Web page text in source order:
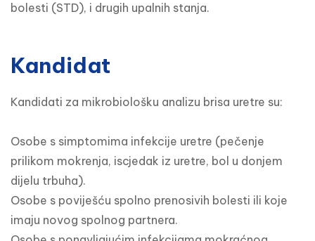
bolesti (STD), i drugih upalnih stanja.
Kandidat
Kandidati za mikrobiološku analizu brisa uretre su:
Osobe s simptomima infekcije uretre (pečenje
prilikom mokrenja, iscjedak iz uretre, bol u donjem
dijelu trbuha).
Osobe s poviješću spolno prenosivih bolesti ili koje
imaju novog spolnog partnera.